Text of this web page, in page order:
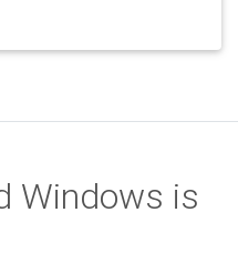
Windows is